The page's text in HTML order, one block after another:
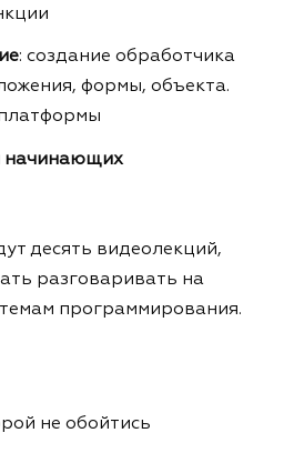
: создание обработчика
формы, объекта.
начинающих
десять видеолекций,
разговаривать на
программирования.
не обойтись